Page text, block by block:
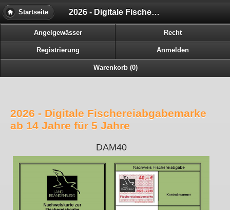
Startseite 2026 - Digitale Fischereiabgabemarke ab 14 Jahre für 5 Jahre
Angelgewässer Recht
Registrierung Anmelden
Warenkorb (0)
2026 - Digitale Fischereiabgabemarke
ab 14 Jahre für 5 Jahre
DAM40